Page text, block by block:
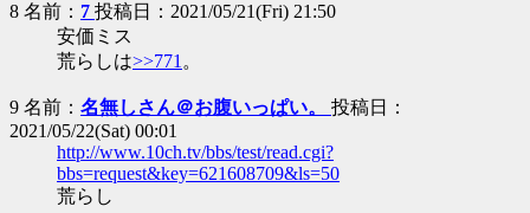
8 名前： 7 投稿日：2021/05/21(Fri) 21:50
安価ミス
荒らしは>>771 。
9 名前： 名無しさん＠お腹いっぱい。 投稿日：
2021/05/22(Sat) 00:01
http://www.10ch.tv/bbs/test/read.cgi?
bbs=request&key=621608709&ls=50
荒らし